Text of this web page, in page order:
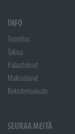
INFO
Toimitus
Takuu
Palautukset
Maksutavat
Rekisteriseloste
SEURAA MEITÄ